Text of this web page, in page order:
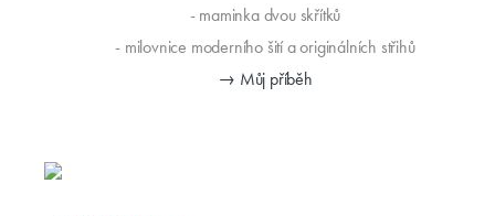
- maminka dvou skřítků
- milovnice moderního šití a originálních střihů
→ Můj příběh